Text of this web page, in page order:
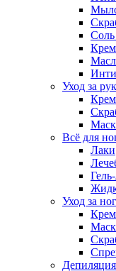
Крем
Уход за
Всё для
Лаки
Уход за
Депиляция